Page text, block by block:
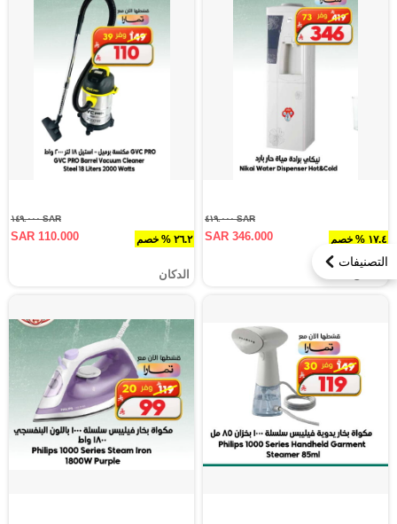
التصنيفات
١٧.٤ % خصم
SAR ٤١٩.٠٠٠
SAR 346.000 ٢٦.٢ % خصم
SAR ١٤٩.٠٠٠
SAR 110.000
الدكان